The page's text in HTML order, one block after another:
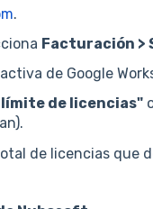
.
Facturación >
de Google
de licencias"
de licencias que